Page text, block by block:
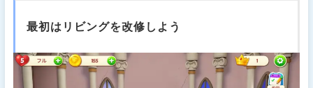
最初はリビングを改修しよう